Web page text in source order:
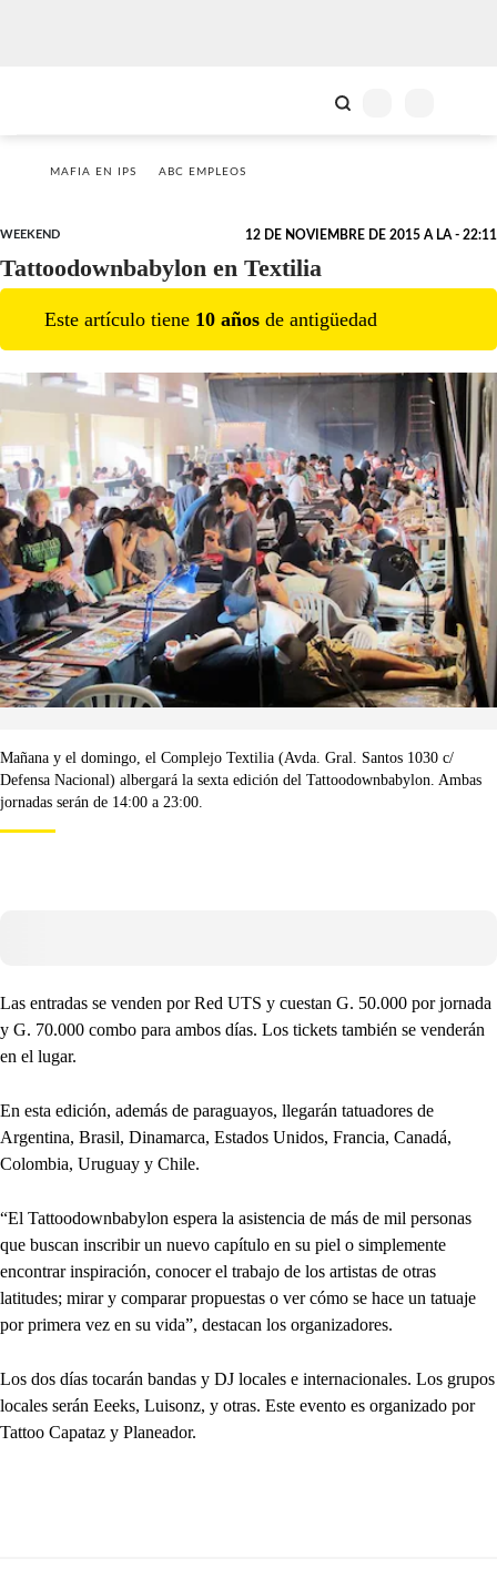
MAFIA EN IPS ABC EMPLEOS
WEEKEND 12 DE NOVIEMBRE DE 2015 A LA - 22:11
Tattoodownbabylon en Textilia
Este artículo tiene 10 años de antigüedad
Mañana y el domingo, el Complejo Textilia (Avda. Gral. Santos 1030 c/
Defensa Nacional) albergará la sexta edición del Tattoodownbabylon. Ambas
jornadas serán de 14:00 a 23:00.
Las entradas se venden por Red UTS y cuestan G. 50.000 por jornada
y G. 70.000 combo para ambos días. Los tickets también se venderán
en el lugar.
En esta edición, además de paraguayos, llegarán tatuadores de
Argentina, Brasil, Dinamarca, Estados Unidos, Francia, Canadá,
Colombia, Uruguay y Chile.
“El Tattoodownbabylon espera la asistencia de más de mil personas
que buscan inscribir un nuevo capítulo en su piel o simplemente
encontrar inspiración, conocer el trabajo de los artistas de otras
latitudes; mirar y comparar propuestas o ver cómo se hace un tatuaje
por primera vez en su vida”, destacan los organizadores.
Los dos días tocarán bandas y DJ locales e internacionales. Los grupos
locales serán Eeeks, Luisonz, y otras. Este evento es organizado por
Tattoo Capataz y Planeador.